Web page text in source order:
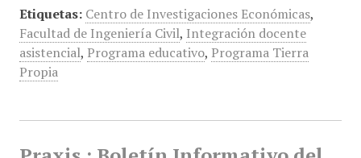
Etiquetas: Centro de Investigaciones Económicas,
Facultad de Ingeniería Civil, Integración docente
asistencial, Programa educativo, Programa Tierra
Propia